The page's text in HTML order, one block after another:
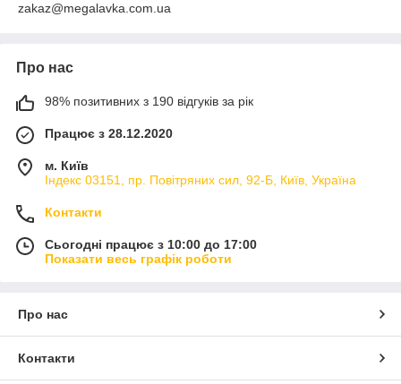
zakaz@megalavka.com.ua
Про нас
98% позитивних з 190 відгуків за рік
Працює з 28.12.2020
м. Київ
Індекс 03151, пр. Повітряних сил, 92-Б, Київ, Україна
Контакти
Сьогодні працює з 10:00 до 17:00
Показати весь графік роботи
Про нас
Контакти